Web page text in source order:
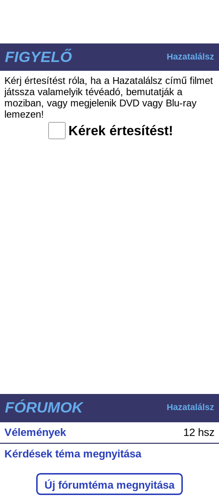
FIGYELŐ Hazatalálsz
Kérj értesítést róla, ha a Hazatalálsz című filmet
játssza valamelyik tévéadó, bemutatják a
moziban, vagy megjelenik DVD vagy Blu-ray
lemezen!
Kérek értesítést!
FÓRUMOK Hazatalálsz
Vélemények
12 hsz
Kérdések téma megnyitása
Új fórumtéma megnyitása